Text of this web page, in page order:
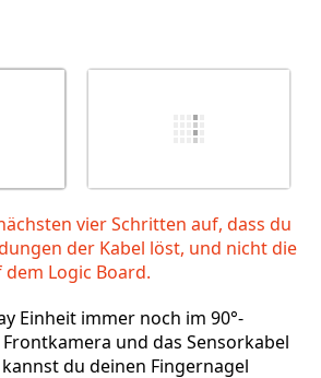
vier Schritten auf, dass du
der Kabel löst, und nicht die
Logic Board.
Einheit immer noch im 90°-
und das Sensorkabel
du deinen Fingernagel